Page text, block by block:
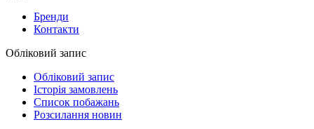
Бренди
Контакти
Обліковий запис
Обліковий запис
Історія замовлень
Список побажань
Розсилання новин